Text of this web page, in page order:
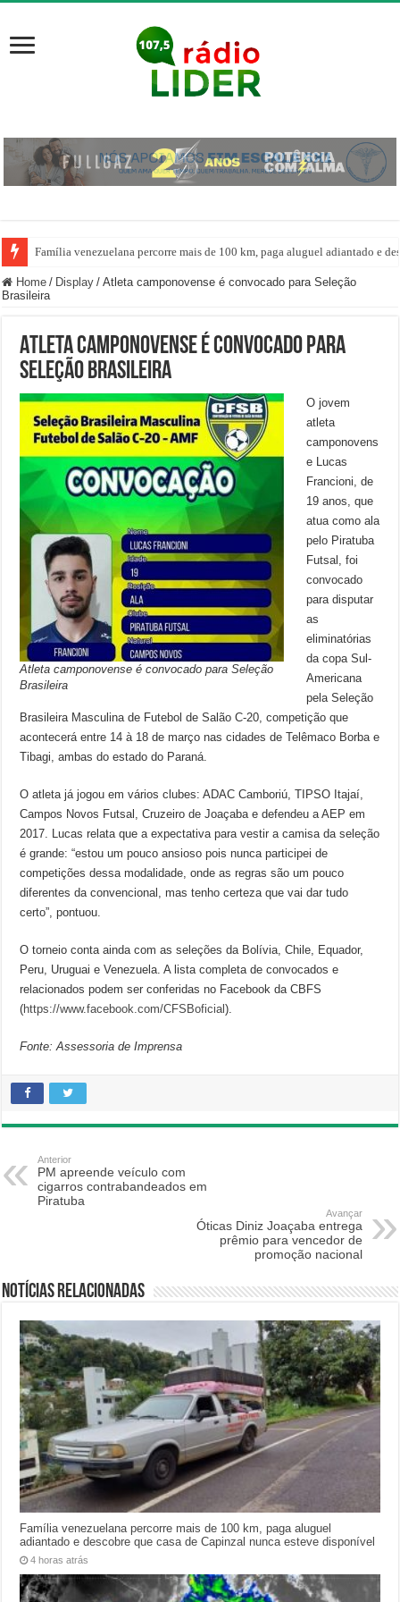
Família venezuelana percorre mais de 100 km, paga aluguel adiantado e
Home / Display / Atleta camponovense é convocado para Seleção
Brasileira
Atleta camponovense é convocado para
Seleção Brasileira
Atleta camponovense é convocado para Seleção
Brasileira
O jovem
atleta
camponovens
e Lucas
Francioni, de
19 anos, que
atua como ala
pelo Piratuba
Futsal, foi
convocado
para disputar
as
eliminatórias
da copa Sul-
Americana
pela Seleção
Brasileira Masculina de Futebol de Salão C-20, competição que
acontecerá entre 14 à 18 de março nas cidades de Telêmaco Borba e
Tibagi, ambas do estado do Paraná.
O atleta já jogou em vários clubes: ADAC Camboriú, TIPSO Itajaí,
Campos Novos Futsal, Cruzeiro de Joaçaba e defendeu a AEP em
2017. Lucas relata que a expectativa para vestir a camisa da seleção
é grande: “estou um pouco ansioso pois nunca participei de
competições dessa modalidade, onde as regras são um pouco
diferentes da convencional, mas tenho certeza que vai dar tudo
certo”, pontuou.
O torneio conta ainda com as seleções da Bolívia, Chile, Equador,
Peru, Uruguai e Venezuela. A lista completa de convocados e
relacionados podem ser conferidas no Facebook da CBFS
(https://www.facebook.com/CFSBoficial).
Fonte: Assessoria de Imprensa
Anterior
PM apreende veículo com
cigarros contrabandeados em
Piratuba
Avançar
Óticas Diniz Joaçaba entrega
prêmio para vencedor de
promoção nacional
Notícias relacionadas
Família venezuelana percorre mais de 100 km, paga aluguel
adiantado e descobre que casa de Capinzal nunca esteve disponível
4 horas atrás